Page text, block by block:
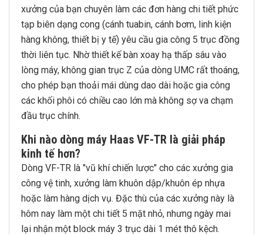
xưởng của bạn chuyên làm các đơn hàng chi tiết phức
tạp biên dạng cong (cánh tuabin, cánh bơm, linh kiện
hàng không, thiết bị y tế) yêu cầu gia công 5 trục đồng
thời liên tục. Nhờ thiết kế bàn xoay hạ thấp sâu vào
lòng máy, không gian trục Z của dòng UMC rất thoáng,
cho phép bạn thoải mái dùng dao dài hoặc gia công
các khối phôi có chiều cao lớn mà không sợ va chạm
đầu trục chính.
Khi nào dòng máy Haas VF-TR là giải pháp
kinh tế hơn?
Dòng VF-TR là "vũ khí chiến lược" cho các xưởng gia
công vệ tinh, xưởng làm khuôn dập/khuôn ép nhựa
hoặc làm hàng dịch vụ. Đặc thù của các xưởng này là
hôm nay làm một chi tiết 5 mặt nhỏ, nhưng ngày mai
lại nhận một block máy 3 trục dài 1 mét thô kệch.